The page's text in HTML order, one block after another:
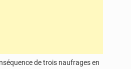
de trois naufrages en